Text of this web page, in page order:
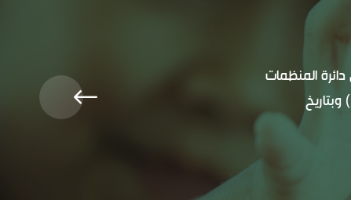
في دائرة المنظمات
الغير حكومية لدى الامانة العامة لمجلس الوزراء العراقي بالرقم (1H76686) وبتاريخ